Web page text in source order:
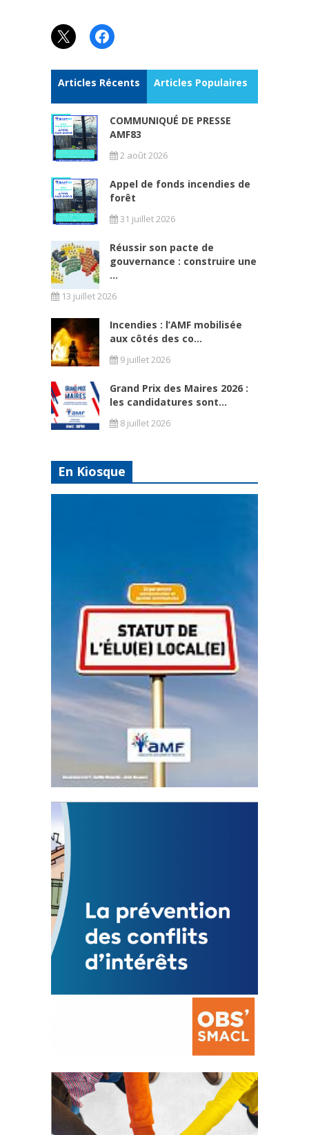
X Facebook
Articles Récents Articles Populaires
COMMUNIQUÉ DE PRESSE
AMF83
2 août 2026
Appel de fonds incendies de
forêt
31 juillet 2026
Réussir son pacte de
gouvernance : construire une
...
13 juillet 2026
Incendies : l’AMF mobilisée
aux côtés des co...
9 juillet 2026
Grand Prix des Maires 2026 :
les candidatures sont...
8 juillet 2026
En Kiosque
Statut de l’élu local
3 avril 2024
Mise à jour avril 2024
FEUILLETER
La prévention des conflits
d’intérêts
18 septembre 2023
FEUILLETER